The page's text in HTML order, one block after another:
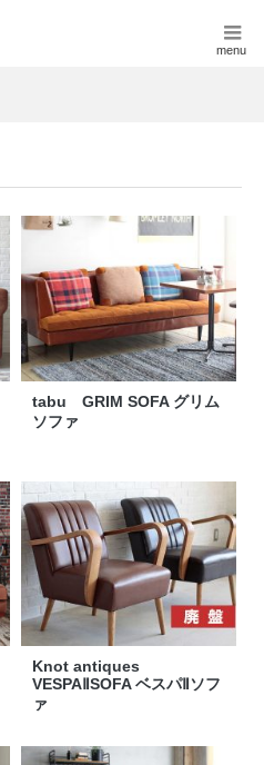
menu
tabu GRIM SOFA グリム
ソファ
Knot antiques
VESPAⅡSOFA ベスパⅡソフ
ァ